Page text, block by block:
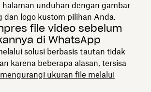
halaman unduhan dengan gambar
dan logo kustom pilihan Anda.
file video sebelum
di WhatsApp
solusi berbasis tautan tidak
karena beberapa alasan, tersisa
mengurangi ukuran file melalui